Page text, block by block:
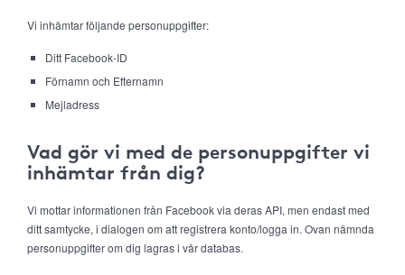
Vi inhämtar följande personuppgifter:
Ditt Facebook-ID
Förnamn och Efternamn
Mejladress
Vad gör vi med de personuppgifter vi
inhämtar från dig?
Vi mottar informationen från Facebook via deras API, men endast med
ditt samtycke, i dialogen om att registrera konto/logga in. Ovan nämnda
personuppgifter om dig lagras i vår databas.